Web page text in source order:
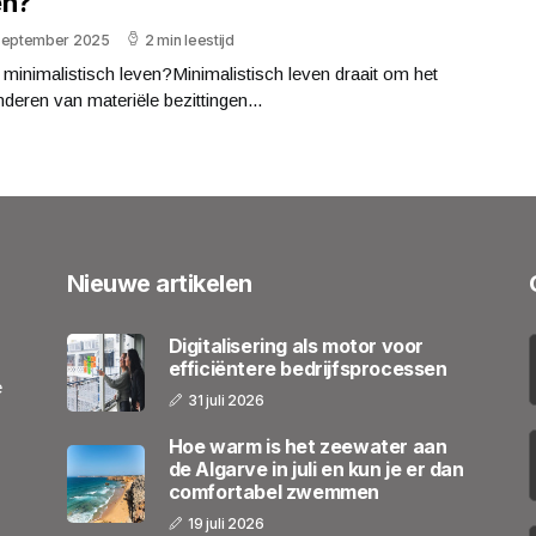
2025 2 min leestijd
minimalistisch leven?Minimalistisch leven draait om het
van materiële bezittingen...
Nieuwe artikelen
Digitalisering als motor voor
efficiëntere bedrijfsprocessen
31 juli 2026
Hoe warm is het zeewater aan
de Algarve in juli en kun je er dan
comfortabel zwemmen
19 juli 2026